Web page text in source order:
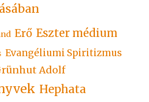
Erő Eszter médium
Evangéliumi Spiritizmus
Adolf
Hephata